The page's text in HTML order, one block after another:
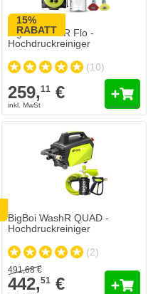
15%
RABATT
Bigboi WashR Flo -
Hochdruckreiniger
(10)
259,11 €
BigBoi WashR QUAD -
Hochdruckreiniger
(2)
491,68€
442,51 €